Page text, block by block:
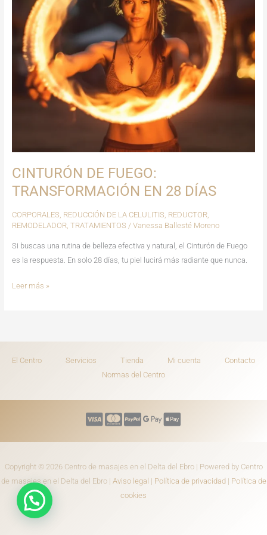
CINTURÓN DE FUEGO:
TRANSFORMACIÓN EN 28 DÍAS
CORPORALES, REDUCCIÓN DE LA CELULITIS, REDUCTOR,
REMODELADOR, TRATAMIENTOS / Vanessa Ballesté Moreno
Si buscas una rutina de belleza efectiva y natural, el Cinturón de Fuego
es la respuesta. En solo 28 días, tu piel lucirá más radiante que nunca.
Leer más »
El Centro Servicios Tienda Mi cuenta
Contacto
Normas del Centro
Copyright © 2026 Centro de masajes en el Delta del Ebro | Powered by Centro
de masajes en el Delta del Ebro | Aviso legal | Política de privacidad| Política de
cookies